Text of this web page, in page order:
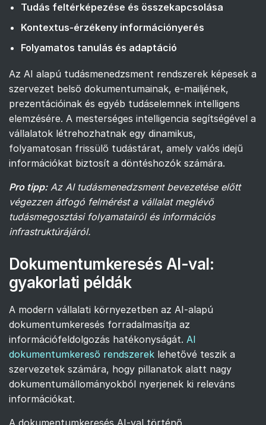
Tudás feltérképezése és összekapcsolása
Kontextus-érzékeny információnyerés
Folyamatos tanulás és adaptáció
Az AI alapú tudásmenedzsment rendszerek képesek a
szervezet belső dokumentumainak, e-mailjének,
prezentációinak és egyéb tudáselemnek intelligens
elemzésére. A mesterséges intelligencia segítségével a
vállalatok létrehozhatnak egy dinamikus,
folyamatosan frissülő tudástárat, amely valós idejű
információkat biztosít a döntéshozók számára.
Pro tipp: Az AI tudásmenedzsment bevezetése előtt
végezzen átfogó felmérést a vállalat meglévő
tudásmegosztási folyamatairól és információs
infrastruktúrájáról.
Dokumentumkeresés AI-val:
gyakorlati példák
A modern vállalati környezetben az AI-alapú
dokumentumkeresés forradalmasítja az
információfeldolgozás hatékonyságát. AI
dokumentumkereső rendszerek lehetővé teszik a
szervezetek számára, hogy pillanatok alatt nagy
dokumentumállományokból nyerjenek ki releváns
információkat.